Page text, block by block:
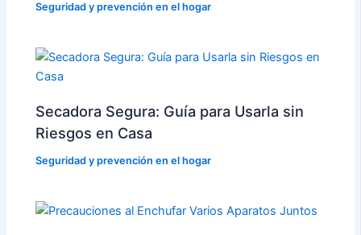
Seguridad y prevención en el hogar
Secadora Segura: Guía para Usarla sin
Riesgos en Casa
Seguridad y prevención en el hogar